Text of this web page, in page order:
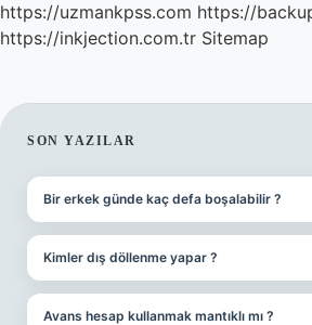
https://uzmankpss.com https://
https://inkjection.com.tr Sitemap
SIDEBAR
SON YAZILAR
Bir erkek günde kaç defa boşalabilir ?
Kimler dış döllenme yapar ?
Avans hesap kullanmak mantıklı mı ?